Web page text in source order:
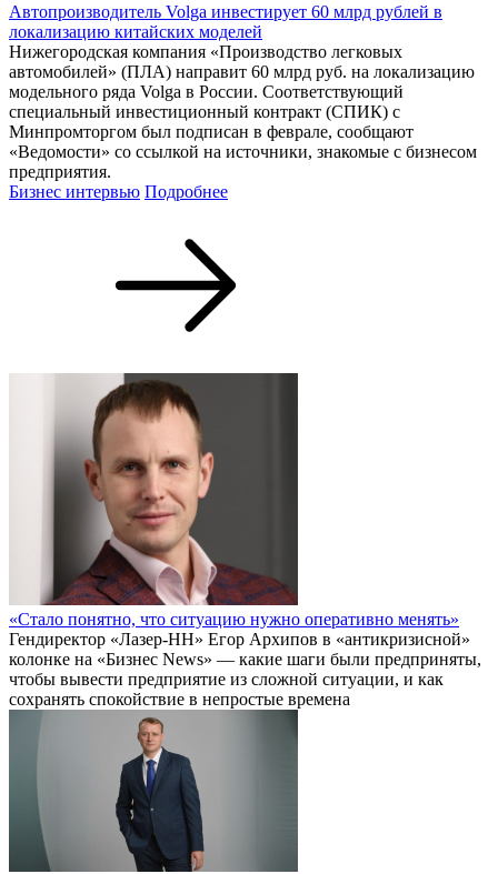
Автопроизводитель Volga инвестирует 60 млрд рублей в
локализацию китайских моделей
Нижегородская компания «Производство легковых
автомобилей» (ПЛА) направит 60 млрд руб. на локализацию
модельного ряда Volga в России. Соответствующий
специальный инвестиционный контракт (СПИК) с
Минпромторгом был подписан в феврале, сообщают
«Ведомости» со ссылкой на источники, знакомые с бизнесом
предприятия.
Бизнес интервью Подробнее
«Стало понятно, что ситуацию нужно оперативно менять»
Гендиректор «Лазер-НН» Егор Архипов в «антикризисной»
колонке на «Бизнес News» — какие шаги были предприняты,
чтобы вывести предприятие из сложной ситуации, и как
сохранять спокойствие в непростые времена